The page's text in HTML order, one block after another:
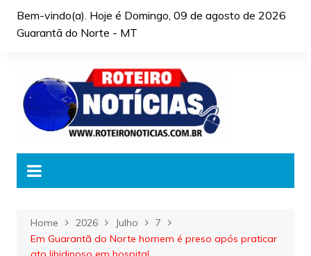
Bem-vindo(a). Hoje é Domingo, 09 de agosto de 2026
Guarantã do Norte - MT
Home 2026 Julho
7
Em Guarantã do Norte homem é preso após praticar